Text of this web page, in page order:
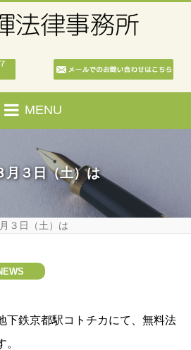
MENU
月３日（土）は
３日（土）は
下鉄京都駅コトチカにて、無料法